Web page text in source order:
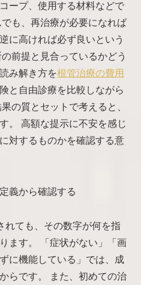
ープ、使用する材料などで
も、再治療が必要になれば
に高ければ必ず良いという
前提と見合っているかどう
み解き方を根管治療の費用
と自由診療を比較しながら
の質とセットで考えると、
。 高額な提示に不安を感じ
対するものかを確認する意
義から確認する
れても、その数字が何を指
ます。 「症状がない」「画
に機能している」では、成
らです。 また、初めての治